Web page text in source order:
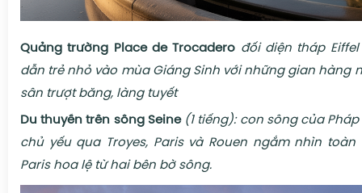
Quảng trường Place de Trocadero đối diện tháp
dẫn trẻ nhỏ vào mùa Giáng Sinh với những gian hàng
sân trượt băng, làng tuyết
Du thuyền trên sông Seine (1 tiếng): con sông của Pháp
chủ yếu qua Troyes, Paris và Rouen ngắm nhìn
Paris hoa lệ từ hai bên bờ sông.